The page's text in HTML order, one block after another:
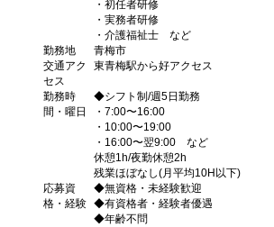
・初任者研修
・実務者研修
・介護福祉士 など
勤務地
青梅市
交通アク
セス
東青梅駅から好アクセス
勤務時
間・曜日
◆シフト制/週5日勤務
・7:00〜16:00
・10:00〜19:00
・16:00〜翌9:00 など
休憩1h/夜勤休憩2h
残業ほぼなし(月平均10H以下)
応募資
格・経験
◆無資格・未経験歓迎
◆有資格者・経験者優遇
◆年齢不問